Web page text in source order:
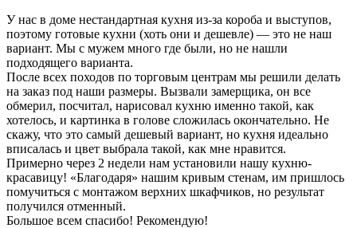
У нас в доме нестандартная кухня из-за короба и выступов,
поэтому готовые кухни (хоть они и дешевле) — это не наш
вариант. Мы с мужем много где были, но не нашли
подходящего варианта.
После всех походов по торговым центрам мы решили делать
на заказ под наши размеры. Вызвали замерщика, он все
обмерил, посчитал, нарисовал кухню именно такой, как
хотелось, и картинка в голове сложилась окончательно. Не
скажу, что это самый дешевый вариант, но кухня идеально
вписалась и цвет выбрала такой, как мне нравится.
Примерно через 2 недели нам установили нашу кухню-
красавицу! «Благодаря» нашим кривым стенам, им пришлось
помучиться с монтажом верхних шкафчиков, но результат
получился отменный.
Большое всем спасибо! Рекомендую!